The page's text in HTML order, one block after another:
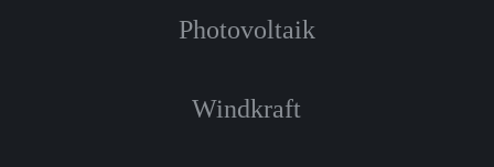
Photovoltaik
Windkraft